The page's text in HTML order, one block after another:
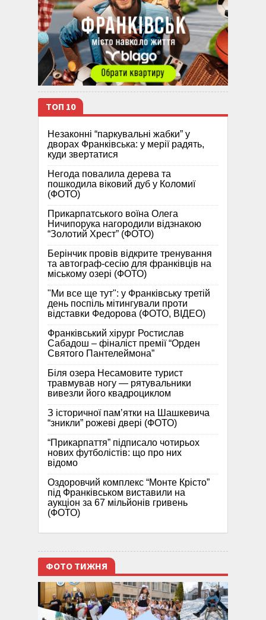
ТОП 10
Незаконні “паркувальні жабки” у
дворах Франківська: у мерії радять,
куди звертатися
Негода повалила дерева та
пошкодила віковий дуб у Коломиї
(ФОТО)
Прикарпатського воїна Олега
Ничипорука нагородили відзнакою
“Золотий Хрест” (ФОТО)
Берінчик провів відкрите тренування
та автограф-сесію для франківців на
міському озері (ФОТО)
"Ми все ще тут": у Франківську третій
день поспіль мітингували проти
відставки Федорова (ФОТО, ВІДЕО)
Франківський хірург Ростислав
Сабадош – фіналіст премії “Орден
Святого Пантелеймона”
Біля озера Несамовите турист
травмував ногу — рятувальники
вивезли його квадроциклом
З історичної памʼятки на Шашкевича
“зникли” рожеві двері (ФОТО)
“Прикарпаття” підписало чотирьох
нових футболістів: що про них
відомо
Оздоровчий комплекс “Монте Крісто”
під Франківськом виставили на
аукціон за 67 мільйонів гривень
(ФОТО)
ФОТО ТИЖНЯ